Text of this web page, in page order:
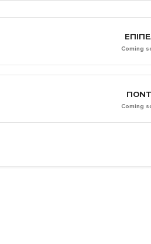
Coming
Coming